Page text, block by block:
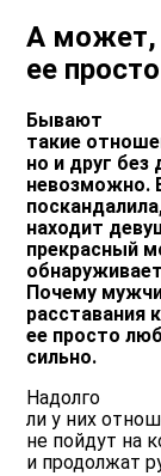
А может,
ее
Бывают
такие
но и друг без
невозможно.
находит
прекрасный
Почему
расставания
ее просто
сильно.
Надолго
ли у них
не пойдут на
и продолжат